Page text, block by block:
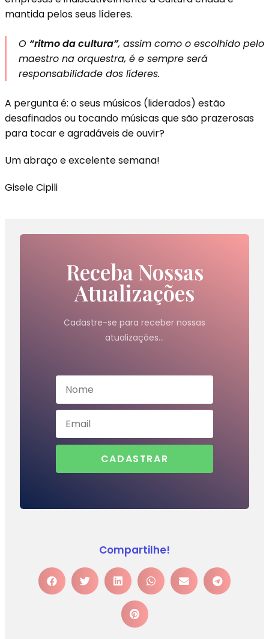
mantida pelos seus líderes.
O “ritmo da cultura”, assim como o escolhido pelo
maestro na orquestra, é e sempre será
responsabilidade dos líderes.
A pergunta é: o seus músicos (liderados) estão
desafinados ou tocando músicas que são prazerosas
para tocar e agradáveis de ouvir?
Um abraço e excelente semana!
Gisele Cipili
Receba Nossas
Atualizações
Cadastre-se para receber nossas
atualizações…
CADASTRAR
Compartilhe!